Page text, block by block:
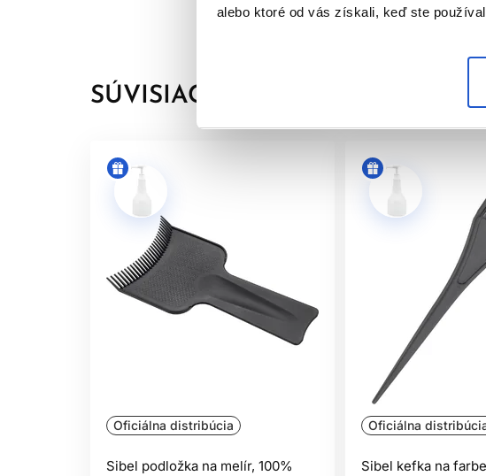
alebo ktoré od vás získali, keď ste
SÚVISIACE PRODUKTY
Oficiálna distribúcia
Sibel podložka na melír, 100%
Oficiálna
Sibel kefka na